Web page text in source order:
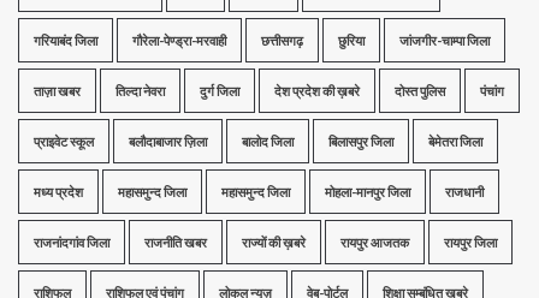
गरियाबंद जिला गौरेला-पेण्ड्रा-मरवाही छत्तीसगढ़ छुरिया जांजगीर-चाम्पा जिला
ताज़ा खबर तिल्दा नेवरा दुर्ग जिला देश प्रदेश की ख़बरे दोस्त पुलिस पंचांग
प्राइवेट स्कूल बलौदाबाजार ज़िला बालोद जिला बिलासपुर जिला बेमेतरा जिला
मध्‍य प्रदेश महासमुन्द जिला महासमुन्द जिला मोहला-मानपुर जिला राजधानी
राजनांदगांव जिला राजनीति खबर राज्यों की ख़बरे रायपुर आजतक रायपुर जिला
राशिफल राशिफल एवं पंचांग लोकल न्यूज़ वेब-पोर्टल शिक्षा सम्बंधित खबरे